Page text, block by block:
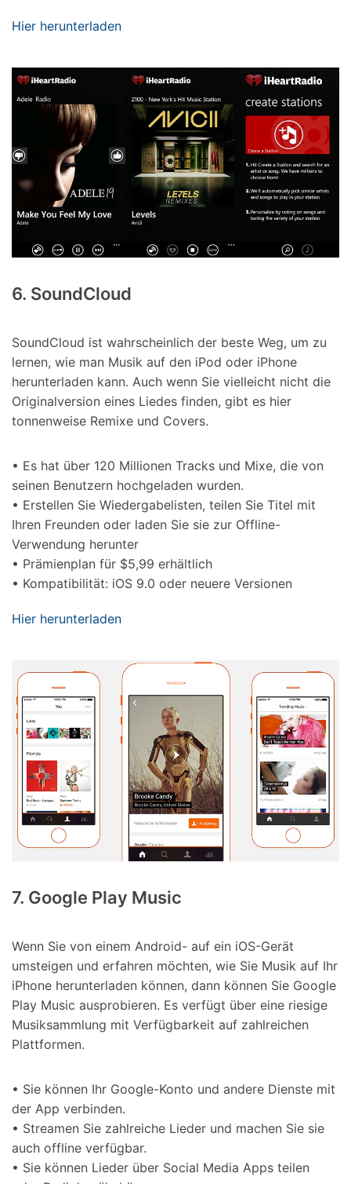
Hier herunterladen
6. SoundCloud
SoundCloud ist wahrscheinlich der beste Weg, um zu
lernen, wie man Musik auf den iPod oder iPhone
herunterladen kann. Auch wenn Sie vielleicht nicht die
Originalversion eines Liedes finden, gibt es hier
tonnenweise Remixe und Covers.
• Es hat über 120 Millionen Tracks und Mixe, die von
seinen Benutzern hochgeladen wurden.
• Erstellen Sie Wiedergabelisten, teilen Sie Titel mit
Ihren Freunden oder laden Sie sie zur Offline-
Verwendung herunter
• Prämienplan für $5,99 erhältlich
• Kompatibilität: iOS 9.0 oder neuere Versionen
Hier herunterladen
7. Google Play Music
Wenn Sie von einem Android- auf ein iOS-Gerät
umsteigen und erfahren möchten, wie Sie Musik auf Ihr
iPhone herunterladen können, dann können Sie Google
Play Music ausprobieren. Es verfügt über eine riesige
Musiksammlung mit Verfügbarkeit auf zahlreichen
Plattformen.
• Sie können Ihr Google-Konto und andere Dienste mit
der App verbinden.
• Streamen Sie zahlreiche Lieder und machen Sie sie
auch offline verfügbar.
• Sie können Lieder über Social Media Apps teilen